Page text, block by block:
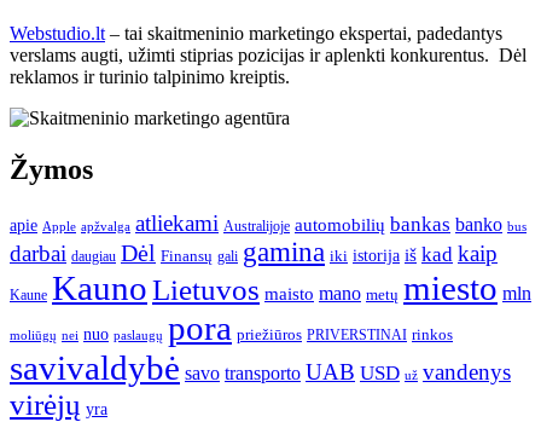
Webstudio.lt – tai skaitmeninio marketingo ekspertai, padedantys
verslams augti, užimti stiprias pozicijas ir aplenkti konkurentus. Dėl
reklamos ir turinio talpinimo kreiptis.
Žymos
apie Apple apžvalga atliekami Australijoje automobilių bankas banko bus
darbai daugiau Dėl Finansų gali gamina iki istorija iš kad kaip
Kaune KaunoLietuvos maisto mano metų miesto mln
moliūgų nei nuo paslaugų pora priežiūros PRIVERSTINAI rinkos
savivaldybė savo transporto UAB USD už vandenys
virėjų yra